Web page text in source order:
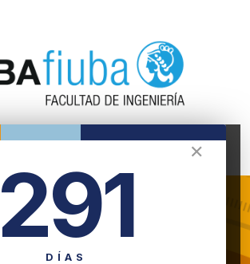
✕
291
DÍAS